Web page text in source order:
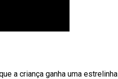
a criança ganha uma estrelinha